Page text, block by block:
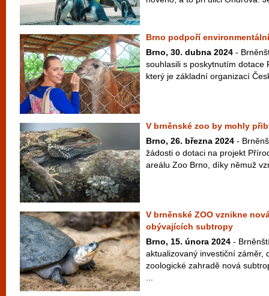
Brno podpoří
Brno, 30. dubna 2024 -
souhlasili s poskytnutím dotace
který je základní organizací
V brněnské zoo by mohly
Brno, 26. března 2024 -
žádosti o dotaci na projekt
areálu Zoo Brno, díky němuž
V brněnské ZOO vznikne
obývajících subtropy
Brno, 15. února 2024 -
aktualizovaný investiční záměr,
zoologické zahradě nová